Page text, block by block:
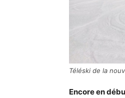
Téléski de la
Encore en